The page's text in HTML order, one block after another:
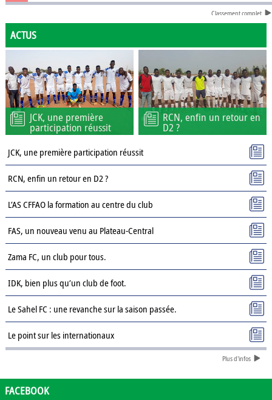
Classement complet
ACTUS
JCK, une première
participation réussit
RCN, enfin un retour en
D2 ?
JCK, une première participation réussit
RCN, enfin un retour en D2 ?
L’AS CFFAO la formation au centre du club
FAS, un nouveau venu au Plateau-Central
Zama FC, un club pour tous.
IDK, bien plus qu’un club de foot.
Le Sahel FC : une revanche sur la saison passée.
Le point sur les internationaux
Présentation des clubs de D3 : ASPC Tenkodogo
Plus d'infos
FACEBOOK